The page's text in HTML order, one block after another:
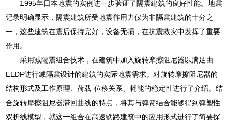
1995年日本地震的实例进一步验证了隔震建筑的良好性能。地震
记录明确显示，隔震建筑所受地震作用力仅为非隔震建筑的十分之
一，这些建筑在震后保持完好，设备无损，在抗震救灾中发挥了重要
作用。
采用减隔震组合技术，在建筑中加入旋转摩擦阻尼器以满足由
EEDP进行减隔震设计的建筑的实际地震需求。对旋转摩擦阻尼器的
结构形式及工作原理、荷载-位移关系、耗能的稳定性进行了介绍。结
合旋转摩擦阻尼器滞回曲线的特点，将其与弹簧结合能够得到弹塑性
双折线模型，就这一组合在高速铁路建筑中的应用形式进行了简要探